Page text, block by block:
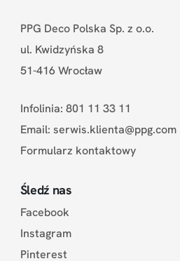
PPG Deco Polska Sp. z o.o.
ul. Kwidzyńska 8
51-416 Wrocław
Infolinia: 801 11 33 11
Email: serwis.klienta@ppg.com
Formularz kontaktowy
Śledź nas
Facebook
Instagram
Pinterest